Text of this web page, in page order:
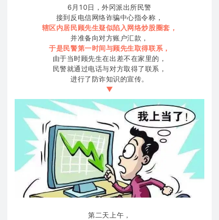
6月10日，外冈派出所民警
接到反电信网络诈骗中心指令称，
辖区内居民顾先生疑似陷入网络炒股圈套，
并准备向对方账户汇款，
于是民警第一时间与顾先生取得联系，
由于当时顾先生在出差不在家里的，
民警就通过电话与对方取得了联系，
进行了防诈知识的宣传。
▼
第二天上午，